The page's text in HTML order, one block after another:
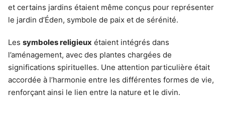
et certains jardins étaient même conçus pour représenter
le jardin d’Éden, symbole de paix et de sérénité.
Les symboles religieux étaient intégrés dans
l’aménagement, avec des plantes chargées de
significations spirituelles. Une attention particulière était
accordée à l’harmonie entre les différentes formes de vie,
renforçant ainsi le lien entre la nature et le divin.